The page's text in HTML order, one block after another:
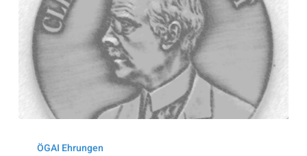
ÖGAI Ehrungen